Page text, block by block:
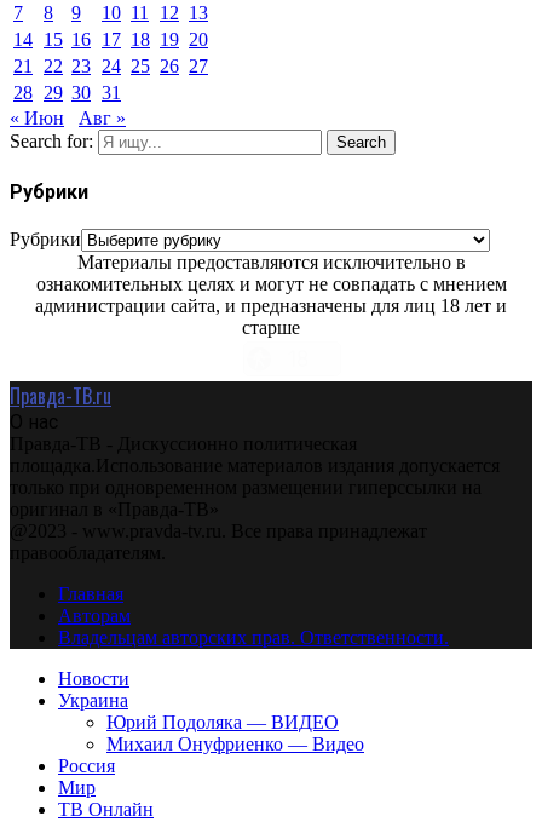
7
8 9 10 11 12 13
14 15 16 17 18 19 20
21
22 23 24 25 26 27
28 29 30 31
« Июн
Авг »
Search for:
Search
Рубрики
Рубрики
Материалы предоставляются исключительно в
ознакомительных целях и могут не совпадать с мнением
администрации сайта, и предназначены для лиц 18 лет и
старше
Правда-ТВ.ru
О нас
Правда-ТВ - Дискуссионно политическая
площадка.Использование материалов издания допускается
только при одновременном размещении гиперссылки на
оригинал в «Правда-ТВ»
@2023 - www.pravda-tv.ru. Все права принадлежат
правообладателям.
Главная
Авторам
Владельцам авторских прав. Ответственности.
Новости
Украина
Юрий Подоляка — ВИДЕО
Михаил Онуфриенко — Видео
Россия
Мир
ТВ Онлайн